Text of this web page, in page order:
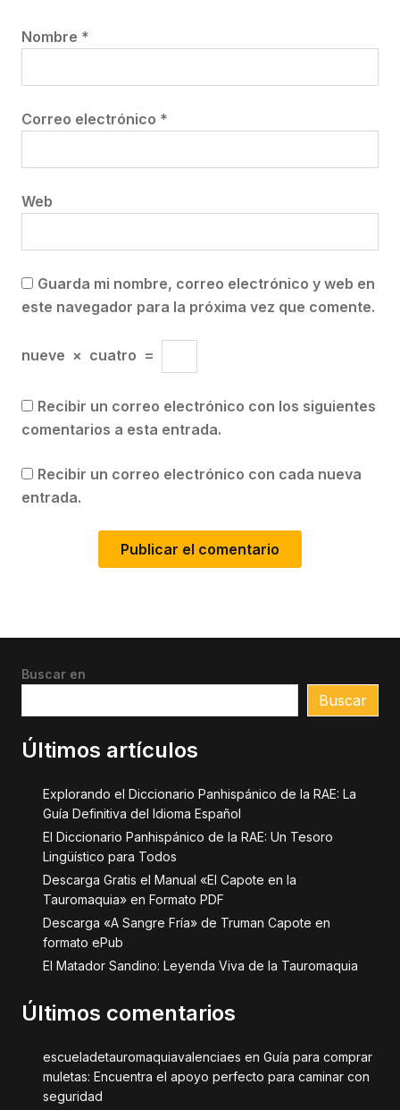
Nombre *
Correo electrónico *
Web
Guarda mi nombre, correo electrónico y web en
este navegador para la próxima vez que comente.
nueve × cuatro =
Recibir un correo electrónico con los siguientes
comentarios a esta entrada.
Recibir un correo electrónico con cada nueva
entrada.
Buscar en
Buscar
Últimos artículos
Explorando el Diccionario Panhispánico de la RAE: La
Guía Definitiva del Idioma Español
El Diccionario Panhispánico de la RAE: Un Tesoro
Lingüístico para Todos
Descarga Gratis el Manual «El Capote en la
Tauromaquia» en Formato PDF
Descarga «A Sangre Fría» de Truman Capote en
formato ePub
El Matador Sandino: Leyenda Viva de la Tauromaquia
Últimos comentarios
escueladetauromaquiavalenciaes en Guía para comprar
muletas: Encuentra el apoyo perfecto para caminar con
seguridad